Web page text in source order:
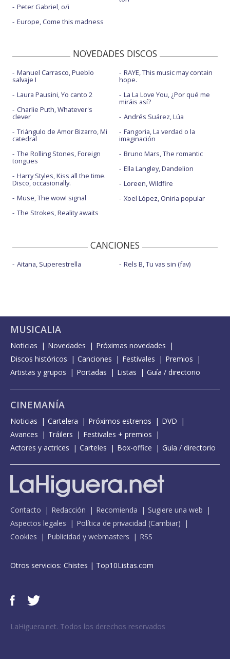
Peter Gabriel, o/i
Europe, Come this madness
NOVEDADES DISCOS
Manuel Carrasco, Pueblo
salvaje I
Laura Pausini, Yo canto 2
Charlie Puth, Whatever's
clever
Triángulo de Amor Bizarro, Mi
catedral
The Rolling Stones, Foreign
tongues
Harry Styles, Kiss all the time.
Disco, occasionally.
Muse, The wow! signal
The Strokes, Reality awaits
RAYE, This music may contain
hope.
La La Love You, ¿Por qué me
miráis así?
Andrés Suárez, Lúa
Fangoria, La verdad o la
imaginación
Bruno Mars, The romantic
Ella Langley, Dandelion
Loreen, Wildfire
Xoel López, Oniria popular
CANCIONES
Aitana, Superestrella Rels B, Tu vas sin (fav)
MUSICALIA
Noticias Novedades
Próximas novedades
Discos históricos
Canciones Festivales
Premios
Artistas y grupos
Portadas Listas Guía / directorio
CINEMANÍA
Noticias Cartelera Próximos estrenos
DVD
Avances
Tráilers
Festivales + premios
Actores y actrices
Carteles Box-office Guía / directorio
Contacto Redacción Recomienda
Sugiere una web
Aspectos legales
Política de privacidad (Cambiar)
Cookies
Publicidad y webmasters RSS
Otros servicios: Chistes | Top10Listas.com
LaHiguera.net. Todos los derechos reservados